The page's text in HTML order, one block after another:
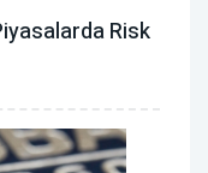
Risk